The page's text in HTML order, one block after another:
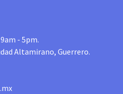
- 5pm.
Altamirano, Guerrero.